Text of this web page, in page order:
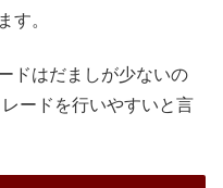
す。
ドはだましが少ないの
ードを行いやすいと言